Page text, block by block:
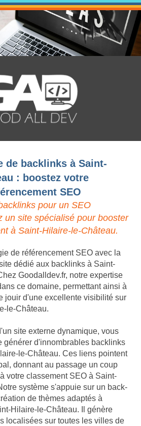
de backlinks à Saint-
: boostez votre
SEO
pour un SEO
un site spécialisé pour booster
à Saint-Hilaire-le-Château.
de référencement SEO avec la
dédié aux backlinks à Saint-
Goodalldev.fr, notre expertise
ce domaine, permettant ainsi à
jouir d'une excellente visibilité sur
le-Château.
site externe dynamique, vous
générer d'innombrables backlinks
le-Château. Ces liens pointent
donnant au passage un coup
votre classement SEO à Saint-
système s'appuie sur un back-
de thèmes adaptés à
Hilaire-le-Château. Il génère
localisées sur toutes les villes de